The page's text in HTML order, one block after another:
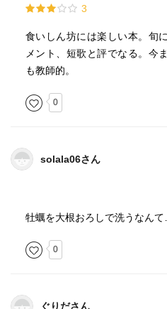
3
食いしん坊には楽しい本。旬
メント、短歌と評でなる。今
も教師的。
0
solala06さん
牡蠣を大根おろしで洗うなん
0
ぐりださん